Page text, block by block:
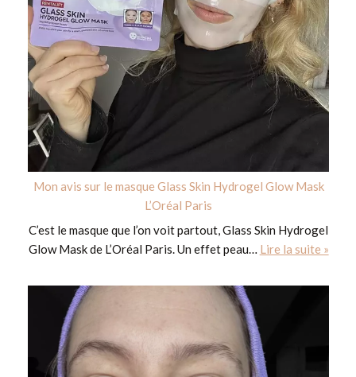
Mon avis sur le masque Glass Skin Hydrogel Glow Mask
L’Oréal Paris
C’est le masque que l’on voit partout, Glass Skin Hydrogel
Glow Mask de L’Oréal Paris. Un effet peau… Lire la suite »